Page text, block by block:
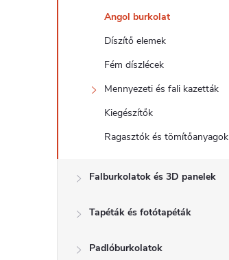
Angol burkolat
Díszítő elemek
Fém díszlécek
Mennyezeti és fali kazetták
Kiegészítők
Ragasztók és tömítőanyagok
Falburkolatok és 3D panelek
Tapéták és fotótapéták
Padlóburkolatok